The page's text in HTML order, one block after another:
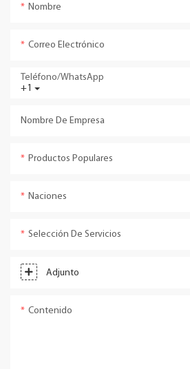
Nombre
Correo Electrónico
+1
Teléfono/WhatsApp
Nombre De Empresa
Productos Populares
Naciones
Selección De Servicios
Adjunto
Contenido